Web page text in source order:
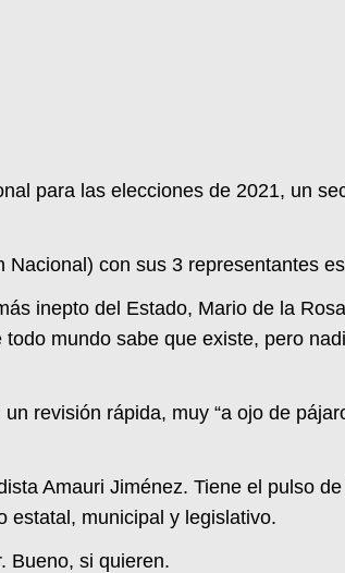
para las elecciones de 2021, un
con sus 3 representantes
inepto del Estado, Mario de la
mundo sabe que existe, pero
revisión rápida, muy “a ojo de
Amauri Jiménez. Tiene el pulso
estatal, municipal y legislativo.
Bueno, si quieren.